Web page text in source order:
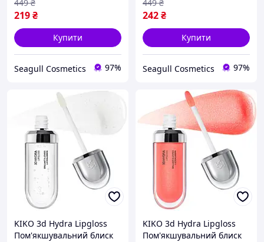
219₴
449 ₴
Купити
Seagull Cosmetics 97%
242₴
449 ₴
Купити
Seagull Cosmetics 97%
KIKO 3d Hydra Lipgloss
Пом'якшувальний блиск
KIKO 3d Hydra Lipgloss
Пом'якшувальний блиск